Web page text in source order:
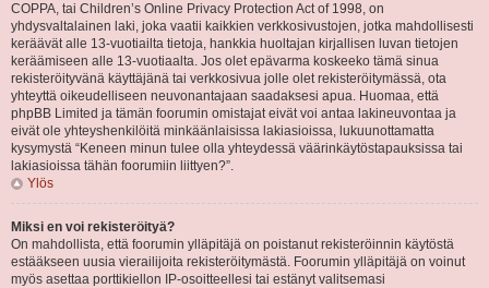
COPPA, tai Children’s Online Privacy Protection Act of 1998, on
yhdysvaltalainen laki, joka vaatii kaikkien verkkosivustojen, jotka mahdollisesti
keräävät alle 13-vuotiailta tietoja, hankkia huoltajan kirjallisen luvan tietojen
keräämiseen alle 13-vuotiaalta. Jos olet epävarma koskeeko tämä sinua
rekisteröityvänä käyttäjänä tai verkkosivua jolle olet rekisteröitymässä, ota
yhteyttä oikeudelliseen neuvonantajaan saadaksesi apua. Huomaa, että
phpBB Limited ja tämän foorumin omistajat eivät voi antaa lakineuvontaa ja
eivät ole yhteyshenkilöitä minkäänlaisissa lakiasioissa, lukuunottamatta
kysymystä “Keneen minun tulee olla yhteydessä väärinkäytöstapauksissa tai
lakiasioissa tähän foorumiin liittyen?”.
Ylös
Miksi en voi rekisteröityä?
On mahdollista, että foorumin ylläpitäjä on poistanut rekisteröinnin käytöstä
estääkseen uusia vierailijoita rekisteröitymästä. Foorumin ylläpitäjä on voinut
myös asettaa porttikiellon IP-osoitteellesi tai estänyt valitsemasi